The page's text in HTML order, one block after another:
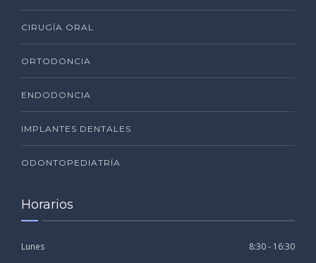
CIRUGÍA ORAL
ORTODONCIA
ENDODONCIA
IMPLANTES DENTALES
ODONTOPEDIATRÍA
Horarios
Lunes 8:30 - 16:30